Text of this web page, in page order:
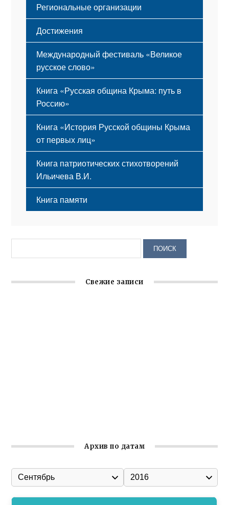
Региональные организации
Достижения
Международный фестиваль «Великое
русское слово»
Книга «Русская община Крыма: путь в
Россию»
Книга «История Русской общины Крыма
от первых лиц»
Книга патриотических стихотворений
Ильичева В.И.
Книга памяти
Свежие записи
Архив по датам